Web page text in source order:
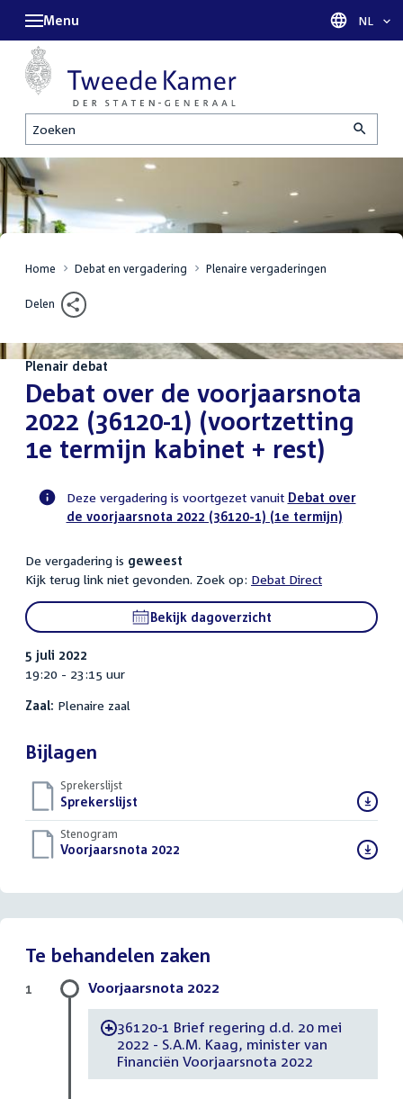
Zoeken
Menu Taal
NL
Home Debat en vergadering Plenaire vergaderingen
Delen
Plenair debat
:Debat over de voorjaarsnota
2022 (36120-1) (voortzetting
1e termijn kabinet + rest)
Voortgangsstatus
activiteit
Deze vergadering is voortgezet vanuit Debat over
de voorjaarsnota 2022 (36120-1) (1e termijn)
De vergadering is geweest
Kijk terug link niet gevonden. Zoek op: Debat Direct
Bekijk dagoverzicht
5 juli 2022
19:20 - 23:15 uur
Zaal: Plenaire zaal
Bijlagen
Sprekerslijst
Download
bestand:
Sprekerslijst
Stenogram
Download
Voorjaarsnota 2022
Te behandelen zaken
Voorjaarsnota 2022
-36120-1 Brief regering d.d. 20 mei
2022 - S.A.M. Kaag, minister van
Financiën Voorjaarsnota 2022
1